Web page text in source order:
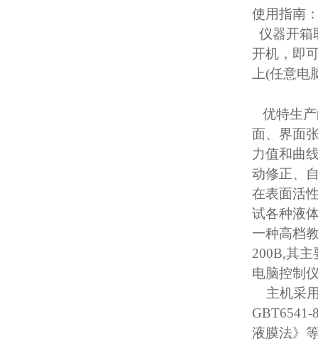
使用指南
仪器开箱
开机，即
上(任意
优特生
面、界面
力值和曲
动修正、
在表面活
试各种液
一种高档
200B,其
电脑控制
主机采用
GBT6541-
液膜法》